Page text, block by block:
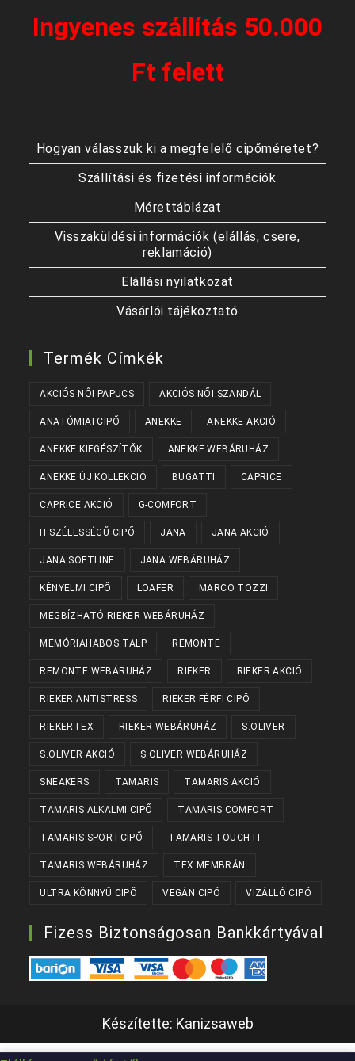
Ingyenes szállítás 50.000
Ft felett
Hogyan válasszuk ki a megfelelő cipőméretet?
Szállítási és fizetési információk
Mérettáblázat
Visszaküldési információk (elállás, csere,
reklamáció)
Elállási nyilatkozat
Vásárlói tájékoztató
Termék Címkék
AKCIÓS NŐI PAPUCS AKCIÓS NŐI SZANDÁL
ANATÓMIAI CIPŐ ANEKKE ANEKKE AKCIÓ
ANEKKE KIEGÉSZÍTŐK ANEKKE WEBÁRUHÁZ
ANEKKE ÚJ KOLLEKCIÓ BUGATTI CAPRICE
CAPRICE AKCIÓ G-COMFORT
H SZÉLESSÉGŰ CIPŐ JANA JANA AKCIÓ
JANA SOFTLINE JANA WEBÁRUHÁZ
KÉNYELMI CIPŐ LOAFER MARCO TOZZI
MEGBÍZHATÓ RIEKER WEBÁRUHÁZ
MEMÓRIAHABOS TALP REMONTE
REMONTE WEBÁRUHÁZ RIEKER RIEKER AKCIÓ
RIEKER ANTISTRESS RIEKER FÉRFI CIPŐ
RIEKERTEX RIEKER WEBÁRUHÁZ S.OLIVER
S.OLIVER AKCIÓ S.OLIVER WEBÁRUHÁZ
SNEAKERS TAMARIS TAMARIS AKCIÓ
TAMARIS ALKALMI CIPŐ TAMARIS COMFORT
TAMARIS SPORTCIPŐ TAMARIS TOUCH-IT
TAMARIS WEBÁRUHÁZ TEX MEMBRÁN
ULTRA KÖNNYŰ CIPŐ VEGÁN CIPŐ VÍZÁLLÓ CIPŐ
Fizess Biztonságosan Bankkártyával
Készítette: Kanizsaweb